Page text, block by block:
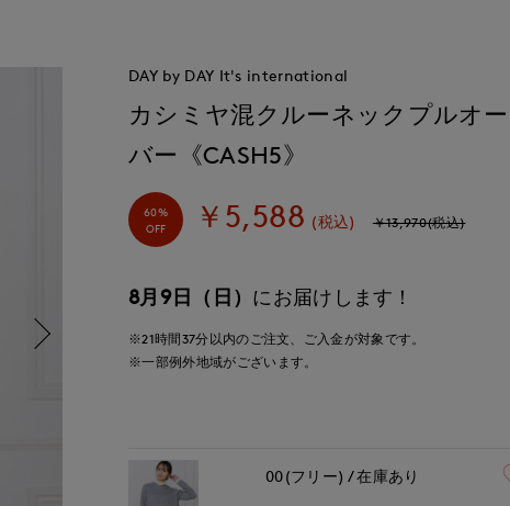
DAY by DAY It's international
カシミヤ混クルーネックプルオー
バー《CASH5》
60%
OFF
￥5,588 (税込) ￥13,970(税込)
8月9日（日） にお届けします！
※21時間37分以内のご注文、ご入金が対象です。
※一部例外地域がございます。
00(フリー) 在庫あり